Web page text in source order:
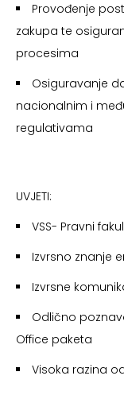
Provođenje
zakupa te
procesima
Osiguravanje
nacionalnim i
regulativama
UVJETI:
VSS- Pravni
Izvrsno znanje
Izvrsne
Odlično
Office paketa
Visoka razina